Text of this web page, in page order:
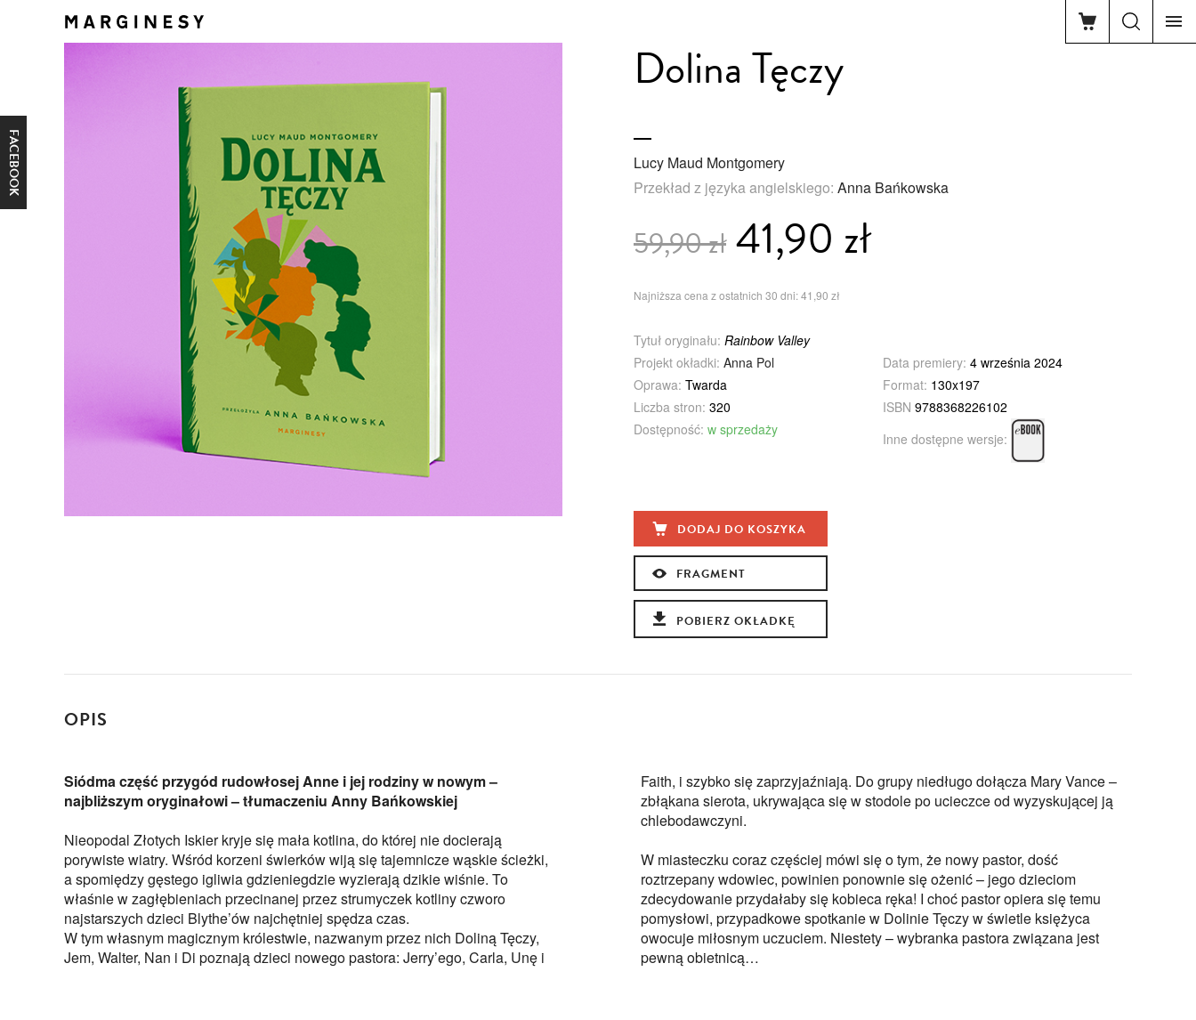
FACEBOOK
Dolina Tęczy
Lucy Maud Montgomery
Przekład z języka angielskiego: Anna Bańkowska
59,90 zł41,90 zł
Najniższa cena z ostatnich 30 dni: 41,90 zł
Tytuł oryginału: Rainbow Valley
Projekt okładki: Anna Pol Data premiery: 4 września 2024
Oprawa: Twarda Format: 130x197
Liczba stron: 320 ISBN 9788368226102
Dostępność: w sprzedaży
Inne dostępne wersje:
DODAJ DO KOSZYKA
FRAGMENT
POBIERZ OKŁADKĘ
OPIS
Siódma część przygód rudowłosej Anne i jej rodziny w nowym –
najbliższym oryginałowi – tłumaczeniu Anny Bańkowskiej
Nieopodal Złotych Iskier kryje się mała kotlina, do której nie docierają
porywiste wiatry. Wśród korzeni świerków wiją się tajemnicze wąskie ścieżki,
a spomiędzy gęstego igliwia gdzieniegdzie wyzierają dzikie wiśnie. To
właśnie w zagłębieniach przecinanej przez strumyczek kotliny czworo
najstarszych dzieci Blythe’ów najchętniej spędza czas.
W tym własnym magicznym królestwie, nazwanym przez nich Doliną Tęczy,
Jem, Walter, Nan i Di poznają dzieci nowego pastora: Jerry’ego, Carla, Unę i
Faith, i szybko się zaprzyjaźniają. Do grupy niedługo dołącza Mary Vance –
zbłąkana sierota, ukrywająca się w stodole po ucieczce od wyzyskującej ją
chlebodawczyni.
W miasteczku coraz częściej mówi się o tym, że nowy pastor, dość
roztrzepany wdowiec, powinien ponownie się ożenić – jego dzieciom
zdecydowanie przydałaby się kobieca ręka! I choć pastor opiera się temu
pomysłowi, przypadkowe spotkanie w Dolinie Tęczy w świetle księżyca
owocuje miłosnym uczuciem. Niestety – wybranka pastora związana jest
pewną obietnicą…